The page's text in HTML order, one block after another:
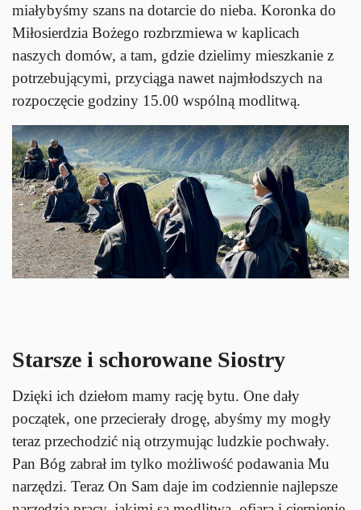
miałybyśmy szans na dotarcie do nieba. Koronka do
Miłosierdzia Bożego rozbrzmiewa w kaplicach
naszych domów, a tam, gdzie dzielimy mieszkanie z
potrzebującymi, przyciąga nawet najmłodszych na
rozpoczęcie godziny 15.00 wspólną modlitwą.
Starsze i schorowane Siostry
Dzięki ich dziełom mamy rację bytu. One dały
początek, one przecierały drogę, abyśmy my mogły
teraz przechodzić nią otrzymując ludzkie pochwały.
Pan Bóg zabrał im tylko możliwość podawania Mu
narzędzi. Teraz On Sam daje im codziennie najlepsze